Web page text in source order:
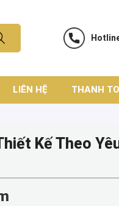
LIÊN HỆ THANH
Kế Theo